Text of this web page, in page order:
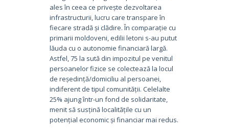
ales în ceea ce privește dezvoltarea
infrastructurii, lucru care transpare în
fiecare stradă și clădire. În comparație cu
primarii moldoveni, edilii letoni s-au putut
lăuda cu o autonomie financiară largă.
Astfel, 75 la sută din impozitul pe venitul
persoanelor fizice se colectează la locul
de reședință/domiciliu al persoanei,
indiferent de tipul comunității. Celelalte
25% ajung într-un fond de solidaritate,
menit să susțină localitățile cu un
potențial economic și financiar mai redus.